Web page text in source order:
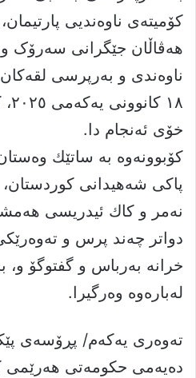
كۆمیتەی ناوەندیی
هەڤاڵان جێگرانى سەرۆک و
ناوەندى و بەرپرسى
خۆی ئەنجام دا.
كۆبوونه‌وه‌ به‌ ساتێك
پاكی شه‌هیدانی
نه‌مر و كاك ئیدریسی
دواتر چەند پرس و
خرانە بەرباس و گفتوگۆ و،
لەبارەوە وەرگیرا.
تەوەری یەكەم/ پڕۆسەى
دەیەمى حکومەتى هەرێمى